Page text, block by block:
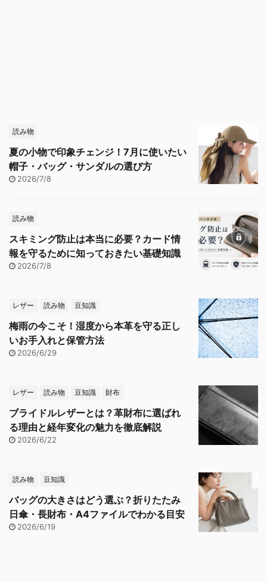
読み物
夏の小物で印象チェンジ！7月に使いたい
帽子・バッグ・サンダルの選び方
2026/7/8
読み物
スキミング防止は本当に必要？カード情
報を守るために知っておきたい基礎知識
2026/7/8
レザー 読み物 豆知識
梅雨の今こそ！湿度から本革を守る正し
いお手入れと保管方法
2026/6/29
レザー 読み物 豆知識 財布
ブライドルレザーとは？革財布に選ばれ
る理由と経年変化の魅力を徹底解説
2026/6/22
読み物 豆知識
バッグの大きさはどう選ぶ？折りたたみ
日傘・長財布・A4ファイルでわかる目安
2026/6/19